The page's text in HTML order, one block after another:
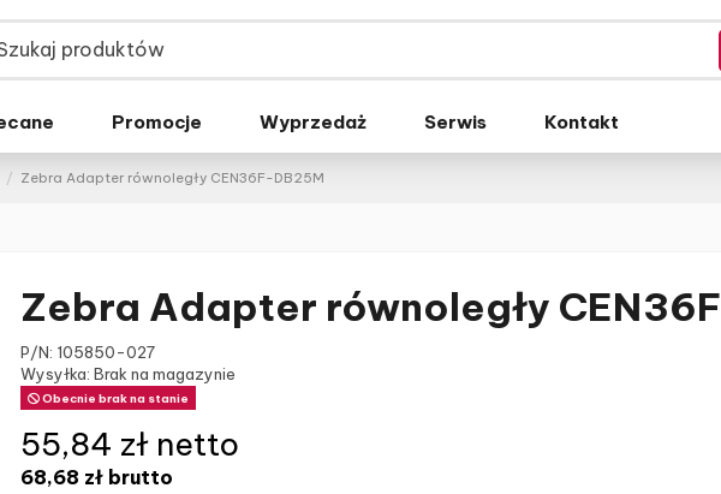
Promocje Wyprzedaż Serwis Kontakt
Zebra Adapter równoległy CEN36F-DB25M
Zebra Adapter równoległy
P/N: 105850-027
Wysyłka: Brak na magazynie
Obecnie brak na stanie
68,68 zł brutto
55,84 zł netto